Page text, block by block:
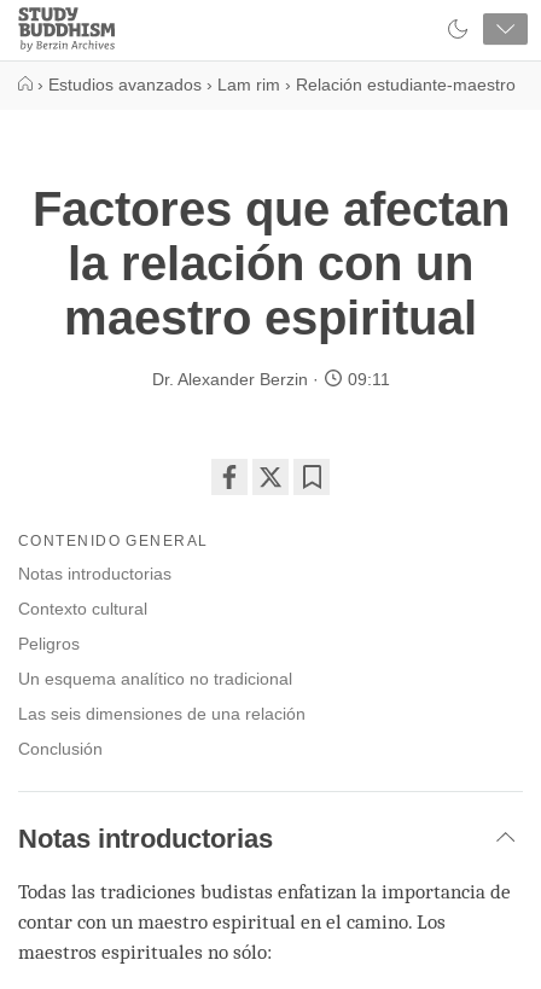
Close
Study
Buddhism
› Estudios avanzados › Lam rim › Relación estudiante-maestro
Factores que afectan
la relación con un
maestro espiritual
Dr. Alexander Berzin 09:11
CONTENIDO GENERAL
Notas introductorias
Contexto cultural
Peligros
Un esquema analítico no tradicional
Las seis dimensiones de una relación
Conclusión
Notas introductorias
Todas las tradiciones budistas enfatizan la importancia de
contar con un maestro espiritual en el camino. Los
maestros espirituales no sólo: